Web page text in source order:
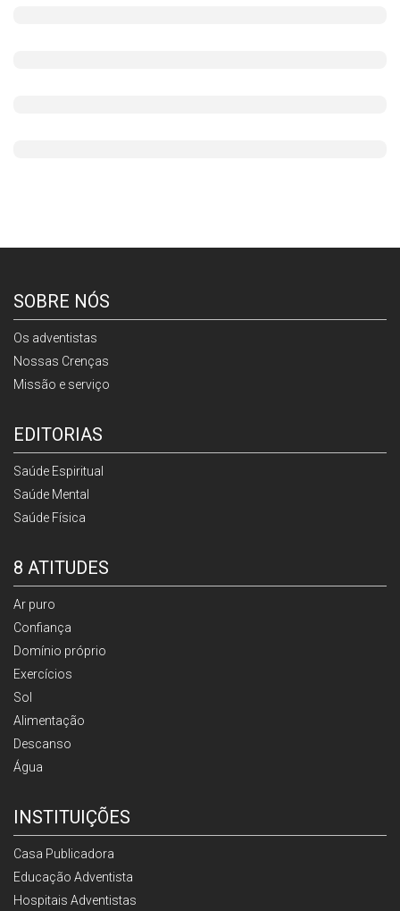
SOBRE NÓS
Os adventistas
Nossas Crenças
Missão e serviço
EDITORIAS
Saúde Espiritual
Saúde Mental
Saúde Física
8 ATITUDES
Ar puro
Confiança
Domínio próprio
Exercícios
Sol
Alimentação
Descanso
Água
INSTITUIÇÕES
Casa Publicadora
Educação Adventista
Hospitais Adventistas